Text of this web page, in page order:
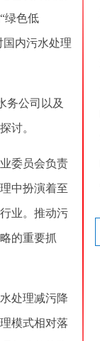
绿色低
国内污水处理
务公司以及
讨。
委员会负责
中扮演着至
业。推动污
的重要抓
处理减污降
模式相对落